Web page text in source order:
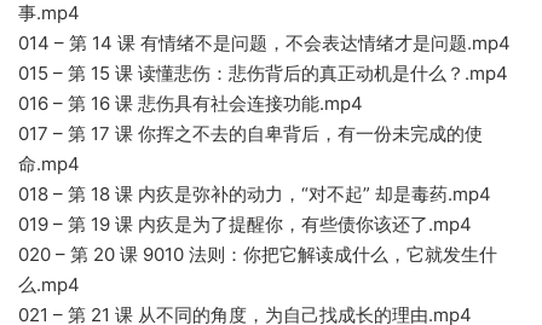
事.mp4
014 – 第 14 课 有情绪不是问题，不会表达情绪才是问题.mp4
015 – 第 15 课 读懂悲伤：悲伤背后的真正动机是什么？.mp4
016 – 第 16 课 悲伤具有社会连接功能.mp4
017 – 第 17 课 你挥之不去的自卑背后，有一份未完成的使
命.mp4
018 – 第 18 课 内疚是弥补的动力，“对不起” 却是毒药.mp4
019 – 第 19 课 内疚是为了提醒你，有些债你该还了.mp4
020 – 第 20 课 9010 法则：你把它解读成什么，它就发生什
么.mp4
021 – 第 21 课 从不同的角度，为自己找成长的理由.mp4